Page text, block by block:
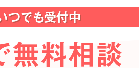
でも受付中
無料相談